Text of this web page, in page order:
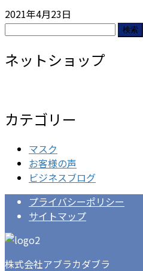
2021年4月23日
検
ネットショップ
カテゴリー
マスク
お客様の声
ビジネスブログ
プライバシーポリシー
サイトマップ
株式会社アブラカダブラ